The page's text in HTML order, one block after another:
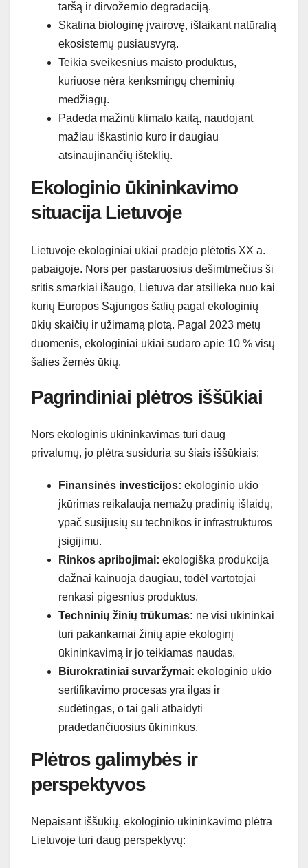
taršą ir dirvožemio degradaciją.
Skatina biologinę įvairovę, išlaikant natūralią
ekosistemų pusiausvyrą.
Teikia sveikesnius maisto produktus,
kuriuose nėra kenksmingų cheminių
medžiagų.
Padeda mažinti klimato kaitą, naudojant
mažiau iškastinio kuro ir daugiau
atsinaujinančių išteklių.
Ekologinio ūkininkavimo
situacija Lietuvoje
Lietuvoje ekologiniai ūkiai pradėjo plėtotis XX a.
pabaigoje. Nors per pastaruosius dešimtmečius ši
sritis smarkiai išaugo, Lietuva dar atsilieka nuo kai
kurių Europos Sąjungos šalių pagal ekologinių
ūkių skaičių ir užimamą plotą. Pagal 2023 metų
duomenis, ekologiniai ūkiai sudaro apie 10 % visų
šalies žemės ūkių.
Pagrindiniai plėtros iššūkiai
Nors ekologinis ūkininkavimas turi daug
privalumų, jo plėtra susiduria su šiais iššūkiais:
Finansinės investicijos: ekologinio ūkio
įkūrimas reikalauja nemažų pradinių išlaidų,
ypač susijusių su technikos ir infrastruktūros
įsigijimu.
Rinkos apribojimai: ekologiška produkcija
dažnai kainuoja daugiau, todėl vartotojai
renkasi pigesnius produktus.
Techninių žinių trūkumas: ne visi ūkininkai
turi pakankamai žinių apie ekologinį
ūkininkavimą ir jo teikiamas naudas.
Biurokratiniai suvaržymai: ekologinio ūkio
sertifikavimo procesas yra ilgas ir
sudėtingas, o tai gali atbaidyti
pradedančiuosius ūkininkus.
Plėtros galimybės ir
perspektyvos
Nepaisant iššūkių, ekologinio ūkininkavimo plėtra
Lietuvoje turi daug perspektyvų: